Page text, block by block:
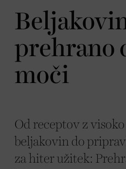
prehrano
moči
Od receptov z
beljakovin do
za hiter užitek: